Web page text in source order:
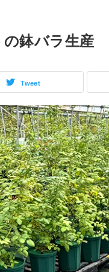
鉢バラ生産
Tweet